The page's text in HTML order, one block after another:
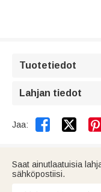
Tuotetiedot
Lahjan tiedot
Jaa:  
Saat ainutlaatuisia
sähköpostiisi.